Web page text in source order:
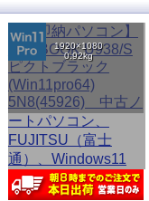
1920×1080
0.92kg